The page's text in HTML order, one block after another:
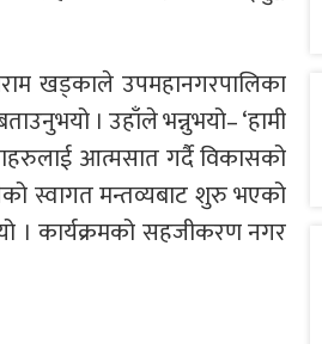
खड्काले उपमहानगरपालिका
। उहाँले भन्नुभयो– ‘हामी
आत्मसात गर्दै विकासको
स्वागत मन्तव्यबाट शुरु भएको
। कार्यक्रमको सहजीकरण नगर